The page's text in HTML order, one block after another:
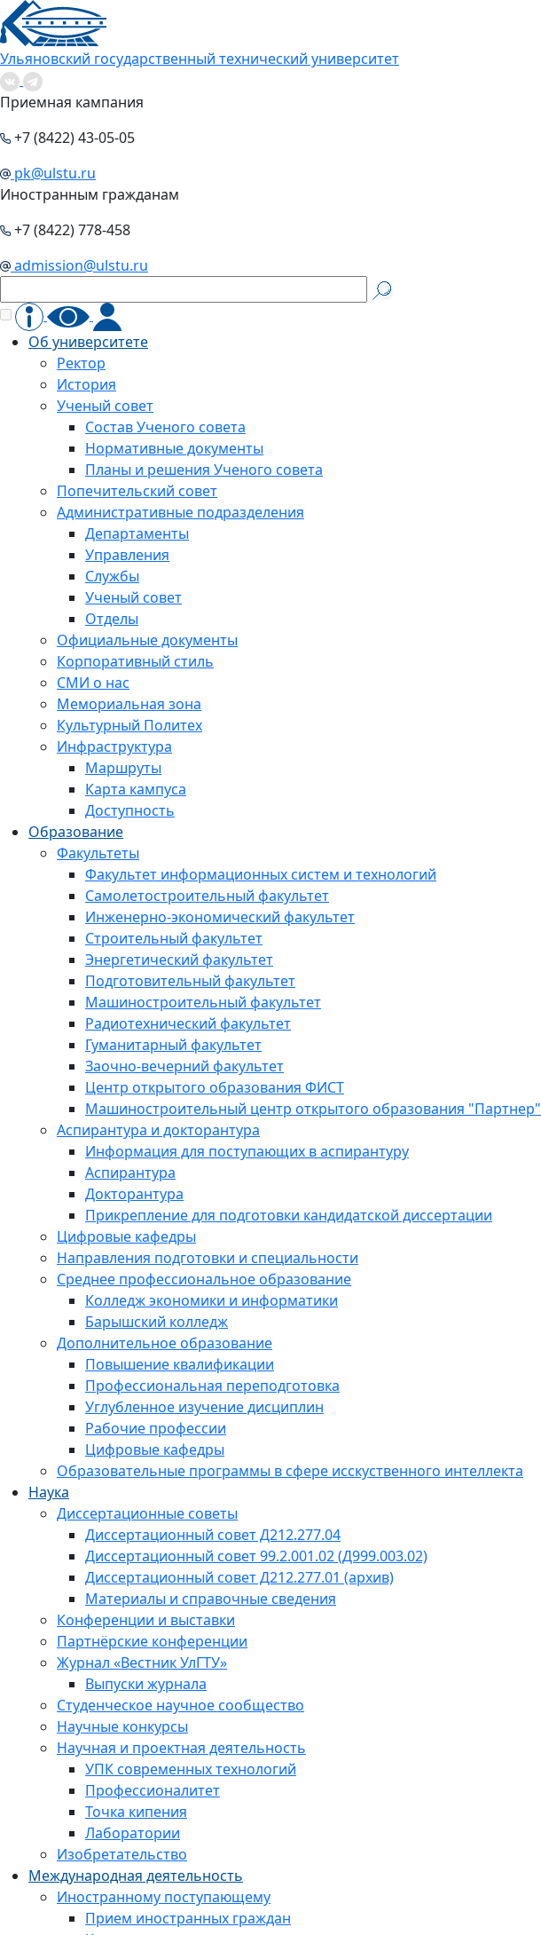
Ульяновский государственный технический университет
Приемная кампания
+7 (8422) 43-05-05
pk@ulstu.ru
Иностранным гражданам
+7 (8422) 778-458
admission@ulstu.ru
Об университете
Ректор
История
Ученый совет
Состав Ученого совета
Нормативные документы
Планы и решения Ученого совета
Попечительский совет
Административные подразделения
Департаменты
Управления
Службы
Ученый совет
Отделы
Официальные документы
Корпоративный стиль
СМИ о нас
Мемориальная зона
Культурный Политех
Инфраструктура
Маршруты
Карта кампуса
Доступность
Образование
Факультеты
Факультет информационных систем и технологий
Самолетостроительный факультет
Инженерно-экономический факультет
Строительный факультет
Энергетический факультет
Подготовительный факультет
Машиностроительный факультет
Радиотехнический факультет
Гуманитарный факультет
Заочно-вечерний факультет
Центр открытого образования ФИСТ
Машиностроительный центр открытого образования "Партнер"
Аспирантура и докторантура
Информация для поступающих в аспирантуру
Аспирантура
Докторантура
Прикрепление для подготовки кандидатской диссертации
Цифровые кафедры
Направления подготовки и специальности
Среднее профессиональное образование
Колледж экономики и информатики
Барышский колледж
Дополнительное образование
Повышение квалификации
Профессиональная переподготовка
Углубленное изучение дисциплин
Рабочие профессии
Цифровые кафедры
Образовательные программы в сфере исскуственного интеллекта
Наука
Диссертационные советы
Диссертационный совет Д212.277.04
Диссертационный совет 99.2.001.02 (Д999.003.02)
Диссертационный совет Д212.277.01 (архив)
Материалы и справочные сведения
Конференции и выставки
Партнёрские конференции
Журнал «Вестник УлГТУ»
Выпуски журнала
Студенческое научное сообщество
Научные конкурсы
Научная и проектная деятельность
УПК современных технологий
Профессионалитет
Точка кипения
Лаборатории
Изобретательство
Международная деятельность
Иностранному поступающему
Прием иностранных граждан